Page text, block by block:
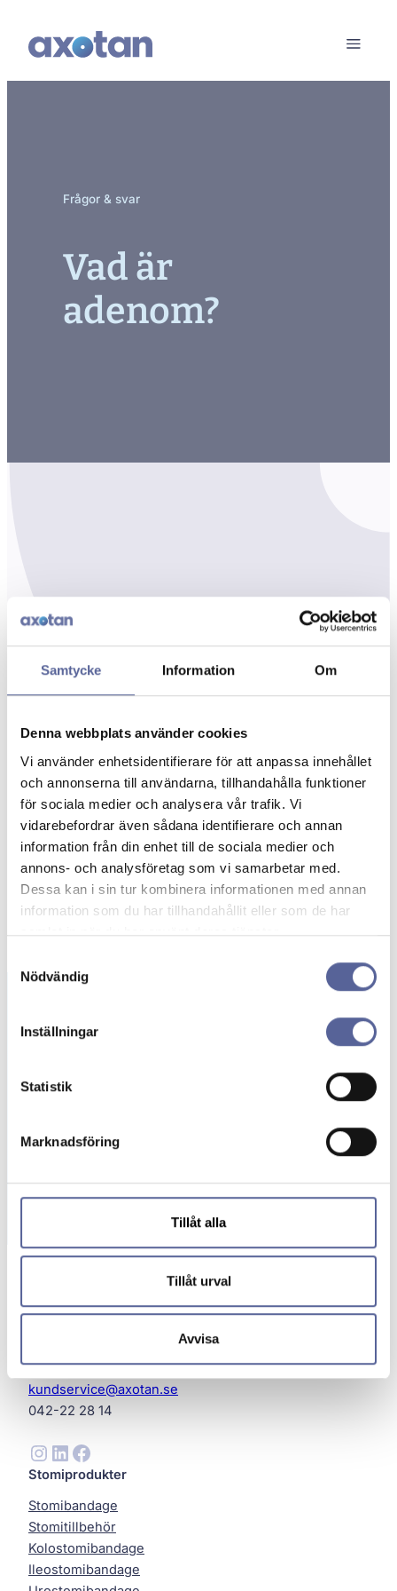
Samtycke Information Om
Denna webbplats använder cookies
Vi använder enhetsidentifierare för att anpassa innehållet
och annonserna till användarna, tillhandahålla funktioner
för sociala medier och analysera vår trafik. Vi
vidarebefordrar även sådana identifierare och annan
information från din enhet till de sociala medier och
annons- och analysföretag som vi samarbetar med.
Dessa kan i sin tur kombinera informationen med annan
information som du har tillhandahållit eller som de har
samlat in när du har använt deras tjänster.
Nödvändig
Inställningar
Statistik
Marknadsföring
Tillåt alla
Tillåt urval
Avvisa
Frågor & svar
Vad är
adenom?
kostnadsfritt. Upptäck stomiprodukter
Helsingborg
kundservice@axotan.se
042-22 28 14
Instagram LinkedIn Facebook
Stomiprodukter
Stomibandage
Stomitillbehör
Kolostomibandage
Ileostomibandage